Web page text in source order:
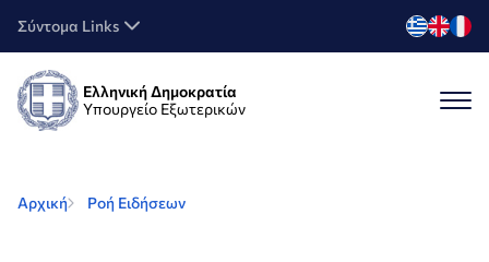
Σύντομα Links
Ελληνική Δημοκρατία
Υπουργείο Εξωτερικών
Αρχική Ροή Ειδήσεων